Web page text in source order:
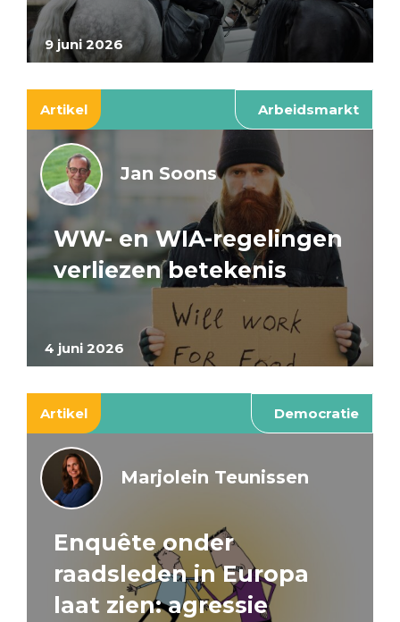
9 juni 2026
Artikel Arbeidsmarkt
4 juni 2026
Jan Soons
WW- en WIA-regelingen
verliezen betekenis
Artikel Democratie
Marjolein Teunissen
Enquête onder
raadsleden in Europa
laat zien: agressie